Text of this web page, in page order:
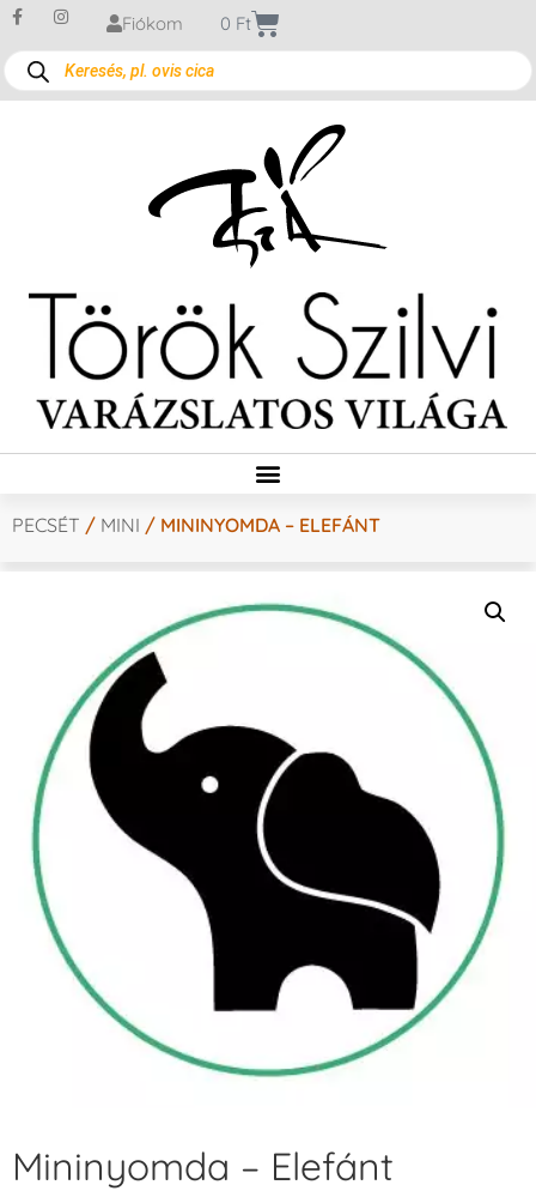
Fiókom 0 Ft
PECSÉT / MINI / MININYOMDA – ELEFÁNT
Mininyomda – Elefánt